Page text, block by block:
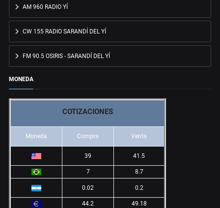
AM 960 RADIO YÍ
CW 155 RADIO SARANDÍ DEL YÍ
FM 90.5 OSIRIS - SARANDÍ DEL YÍ
MONEDA
COTIZACIONES
Moneda Compra Venta
39 41.5
7 8.7
0.02 0.2
44.2
49.18